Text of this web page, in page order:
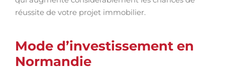
réussite de votre projet immobilier.
Mode d’investissement en
Normandie